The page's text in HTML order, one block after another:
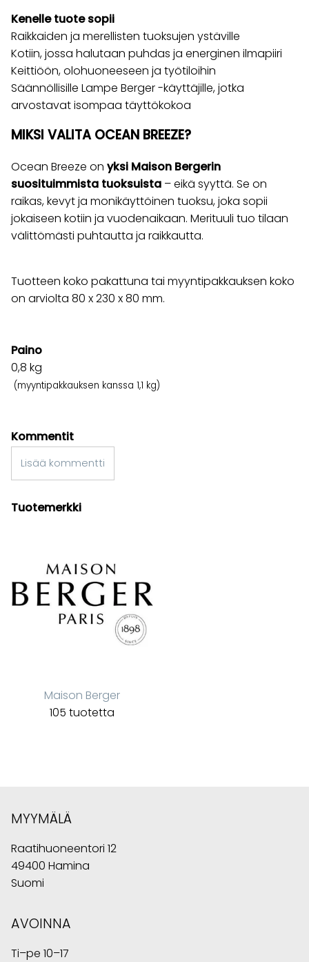
Kenelle tuote sopii
Raikkaiden ja merellisten tuoksujen ystäville
Kotiin, jossa halutaan puhdas ja energinen ilmapiiri
Keittiöön, olohuoneeseen ja työtiloihin
Säännöllisille Lampe Berger -käyttäjille, jotka
arvostavat isompaa täyttökokoa
MIKSI VALITA OCEAN BREEZE?
Ocean Breeze on yksi Maison Bergerin
suosituimmista tuoksuista – eikä syyttä. Se on
raikas, kevyt ja monikäyttöinen tuoksu, joka sopii
jokaiseen kotiin ja vuodenaikaan. Merituuli tuo tilaan
välittömästi puhtautta ja raikkautta.
Tuotteen koko pakattuna tai myyntipakkauksen koko
on arviolta 80 x 230 x 80 mm.
Paino
0,8 kg
(myyntipakkauksen kanssa 1,1 kg)
Kommentit
Lisää kommentti
Tuotemerkki
Maison Berger
105 tuotetta
MYYMÄLÄ
Raatihuoneentori 12
49400 Hamina
Suomi
AVOINNA
Ti–pe 10–17